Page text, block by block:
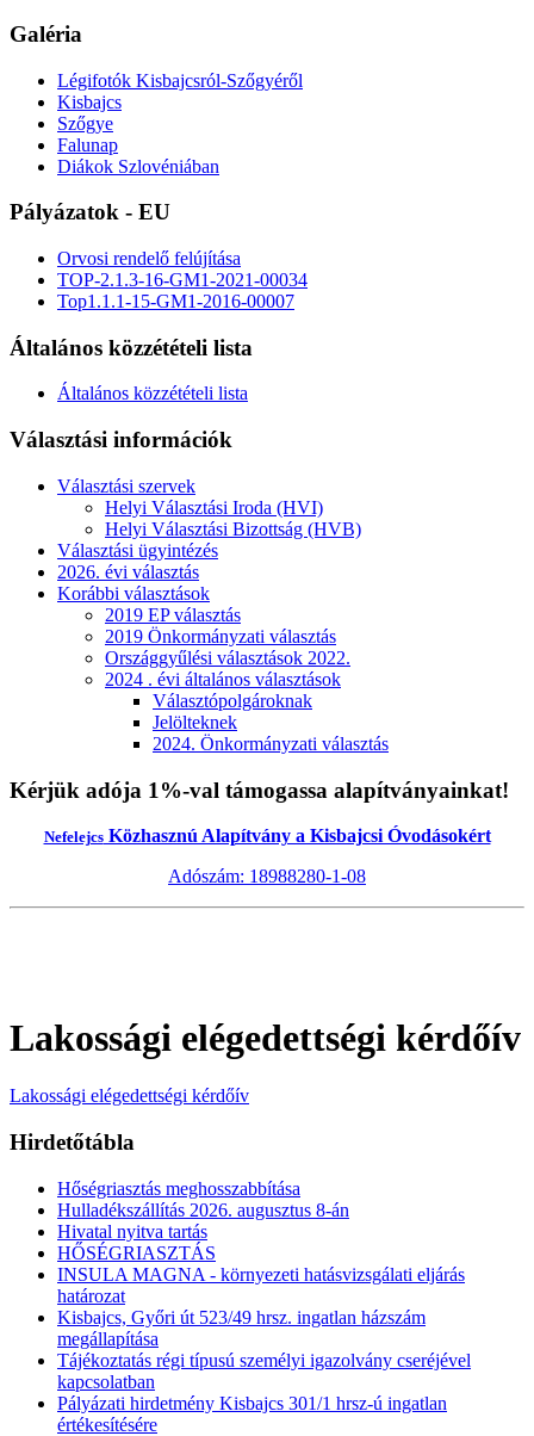
Galéria
Légifotók Kisbajcsról-Szőgyéről
Kisbajcs
Szőgye
Falunap
Diákok Szlovéniában
Pályázatok - EU
Orvosi rendelő felújítása
TOP-2.1.3-16-GM1-2021-00034
Top1.1.1-15-GM1-2016-00007
Általános közzétételi lista
Általános közzétételi lista
Választási információk
Választási szervek
Helyi Választási Iroda (HVI)
Helyi Választási Bizottság (HVB)
Választási ügyintézés
2026. évi választás
Korábbi választások
2019 EP választás
2019 Önkormányzati választás
Országgyűlési választások 2022.
2024 . évi általános választások
Választópolgároknak
Jelölteknek
2024. Önkormányzati választás
Kérjük adója 1%-val támogassa alapítványainkat!
NefelejcsKözhasznú Alapítvány a Kisbajcsi Óvodásokért
Adószám: 18988280-1-08
Lakossági elégedettségi kérdőív
Lakossági elégedettségi kérdőív
Hirdetőtábla
Hőségriasztás meghosszabbítása
Hulladékszállítás 2026. augusztus 8-án
Hivatal nyitva tartás
HŐSÉGRIASZTÁS
INSULA MAGNA - környezeti hatásvizsgálati eljárás
határozat
Kisbajcs, Győri út 523/49 hrsz. ingatlan házszám
megállapítása
Tájékoztatás régi típusú személyi igazolvány cseréjével
kapcsolatban
Pályázati hirdetmény Kisbajcs 301/1 hrsz-ú ingatlan
értékesítésére